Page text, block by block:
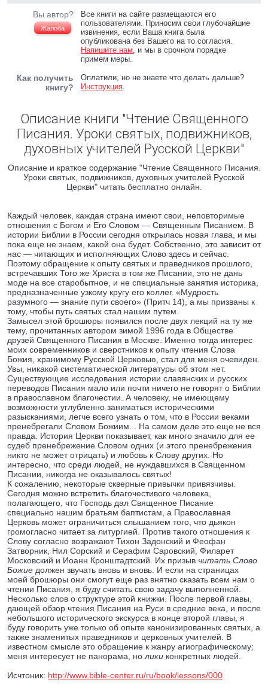
Вы автор?
Жалоба
Все книги на сайте размещаются его
пользователями. Приносим свои глубочайшие
извинения, если Ваша книга была
опубликована без Вашего на то согласия.
Напишите нам, и мы в срочном порядке
примем меры.
Как получить
книгу?
Оплатили, но не знаете что делать дальше?
Инструкция.
Описание книги "Чтение Священного
Писания. Уроки святых, подвижников,
духовных учителей Русской Церкви"
Описание и краткое содержание "Чтение Священного Писания.
Уроки святых, подвижников, духовных учителей Русской
Церкви" читать бесплатно онлайн.
Каждый человек, каждая страна имеют свои, неповторимые
отношения с Богом и Его Словом — Священным Писанием. В
истории Библии в России сегодня открылась новая глава, и мы
пока еще не знаем, какой она будет. Собственно, это зависит от
нас — читающих и исполняющих Слово здесь и сейчас.
Поэтому обращение к опыту святых и праведников прошлого,
встречавших Того же Христа в том же Писании, это не дань
моде на все старобытное, и не специальные занятия историка,
предназначенные узкому кругу его коллег. «Мудрость
разумного — знание пути своего» (Притч 14), а мы призваны к
тому, чтобы путь святых стал нашим путем.
Замысел этой брошюры появился после двух лекций на ту же
тему, прочитанных автором зимой 1996 года в Обществе
друзей Священного Писания в Москве. Именно тогда интерес
моих современников и сверстников к опыту чтения Слова
Божия, хранимому Русской Церковью, стал для меня очевиден.
Увы, никакой систематической литературы об этом нет.
Существующие исследования истории славянских и русских
переводов Писания мало или почти ничего не говорят о Библии
в православном благочестии. А человеку, не имеющему
возможности углубленно заниматься историческими
разысканиями, легче всего узнать о том, что в России веками
пренебрегали Словом Божиим... На самом деле это еще не вся
правда. История Церкви показывает, как много значило для ее
судеб пренебрежение Словом одних (и этого пренебрежения
никто не может отрицать) и любовь к Слову других. Но
интересно, что среди людей, не нуждавшихся в Священном
Писании, никогда не оказывалось святых!
К сожалению, некоторые скверные привычки привязчивы.
Сегодня можно встретить благочестивого человека,
полагающего, что Господь дал Священное Писание
специально нашим братьям баптистам, а Православная
Церковь может ограничиться слышанием того, что дьякон
громогласно читает за литургией. Против такого отношения к
Слову согласно возражают Тихон Задонский и Феофан
Затворник, Нил Сорский и Серафим Саровский, Филарет
Московский и Иоанн Кронштадтский. Их призыв читать Слово
Божие должен звучать вновь и вновь. И если на страницах
моей брошюры они смогут еще раз внятно сказать всем нам о
чтении Писания, я буду считать свою задачу выполненной.
Несколько слов о структуре этой книжки. После первой главы,
дающей обзор чтения Писания на Руси в средние века, и после
небольшого исторического экскурса в конце второй главы, я
буду говорить уже только об опыте канонизированных святых, а
также знаменитых праведников и церковных учителей. В
известном смысле это обращение к жанру агиографическому;
меня интересует не панорама, но лики конкретных людей.
Исчтоник: http://www.bible-center.ru/ru/book/lessons/000